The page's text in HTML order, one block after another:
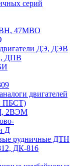
серий
47МВО
ДЭ, ДЭВ
ДПВ
двигателей
ПБСТ)
2ВЭМ
Д
рудничные ДТН
ДК-816